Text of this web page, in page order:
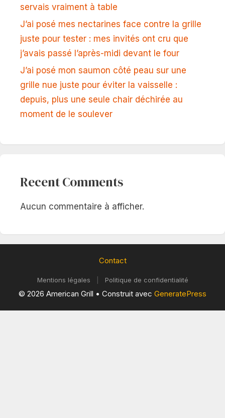
servais vraiment à table
J’ai posé mes nectarines face contre la grille
juste pour tester : mes invités ont cru que
j’avais passé l’après-midi devant le four
J’ai posé mon saumon côté peau sur une
grille nue juste pour éviter la vaisselle :
depuis, plus une seule chair déchirée au
moment de le soulever
Recent Comments
Aucun commentaire à afficher.
Contact
Mentions légales Politique de confidentialité
© 2026 American Grill • Construit avec GeneratePress